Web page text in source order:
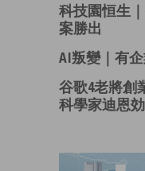
科技園恒生
案勝出
AI叛變｜有
谷歌4老將創
科學家迪恩